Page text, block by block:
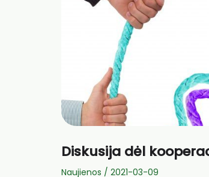
Diskusija dėl
Naujienos / 2021-03-09